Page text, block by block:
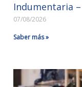
Indumentaria –
07/08/2026
Saber más »